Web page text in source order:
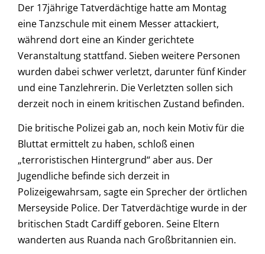
Der 17jährige Tatverdächtige hatte am Montag
eine Tanzschule mit einem Messer attackiert,
während dort eine an Kinder gerichtete
Veranstaltung stattfand. Sieben weitere Personen
wurden dabei schwer verletzt, darunter fünf Kinder
und eine Tanzlehrerin. Die Verletzten sollen sich
derzeit noch in einem kritischen Zustand befinden.
Die britische Polizei gab an, noch kein Motiv für die
Bluttat ermittelt zu haben, schloß einen
„terroristischen Hintergrund“ aber aus. Der
Jugendliche befinde sich derzeit in
Polizeigewahrsam, sagte ein Sprecher der örtlichen
Merseyside Police. Der Tatverdächtige wurde in der
britischen Stadt Cardiff geboren. Seine Eltern
wanderten aus Ruanda nach Großbritannien ein.